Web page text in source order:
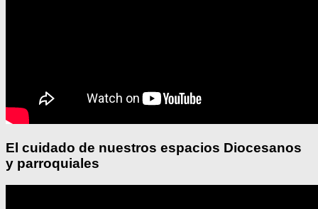
El cuidado de nuestros espacios Diocesanos
y parroquiales